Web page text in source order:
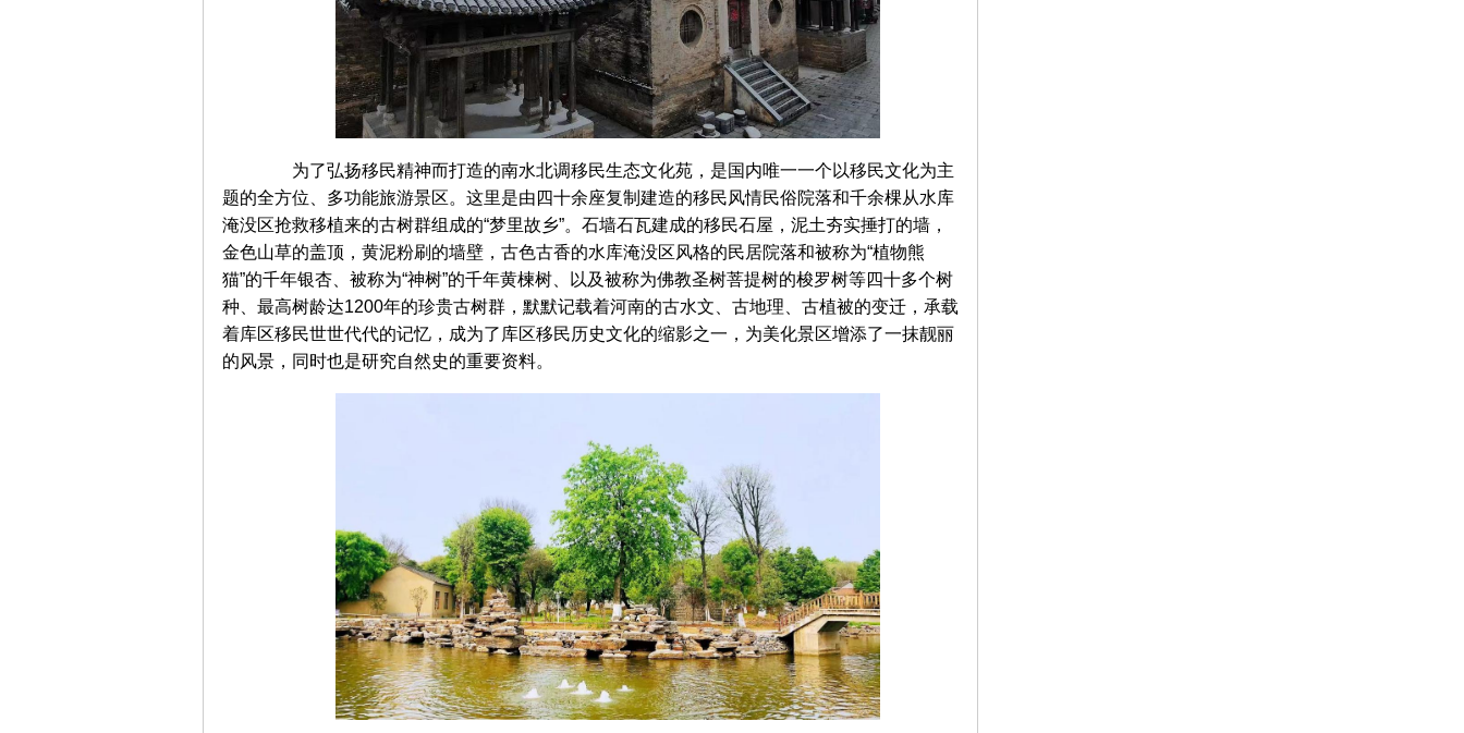
为了弘扬移民精神而打造的南水北调移民生态文化苑，是国内唯一一个以移民文化为主
题的全方位、多功能旅游景区。这里是由四十余座复制建造的移民风情民俗院落和千余棵从水库
淹没区抢救移植来的古树群组成的“梦里故乡”。石墙石瓦建成的移民石屋，泥土夯实捶打的墙，
金色山草的盖顶，黄泥粉刷的墙壁，古色古香的水库淹没区风格的民居院落和被称为“植物熊
猫”的千年银杏、被称为“神树”的千年黄楝树、以及被称为佛教圣树菩提树的梭罗树等四十多个树
种、最高树龄达1200年的珍贵古树群，默默记载着河南的古水文、古地理、古植被的变迁，承载
着库区移民世世代代的记忆，成为了库区移民历史文化的缩影之一，为美化景区增添了一抹靓丽
的风景，同时也是研究自然史的重要资料。